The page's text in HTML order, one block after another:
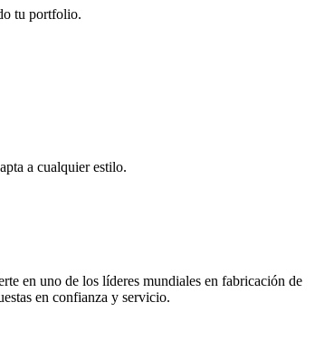
tu portfolio.
a cualquier estilo.
en uno de los líderes mundiales en fabricación de
en confianza y servicio.